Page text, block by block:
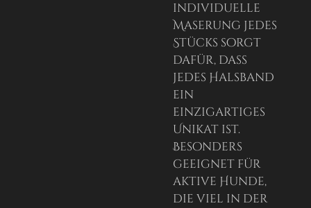
individuelle
Maserung jedes
Stücks sorgt
dafür, dass
jedes Halsband
ein
einzigartiges
Unikat ist.
Besonders
geeignet für
aktive Hunde,
die viel in der